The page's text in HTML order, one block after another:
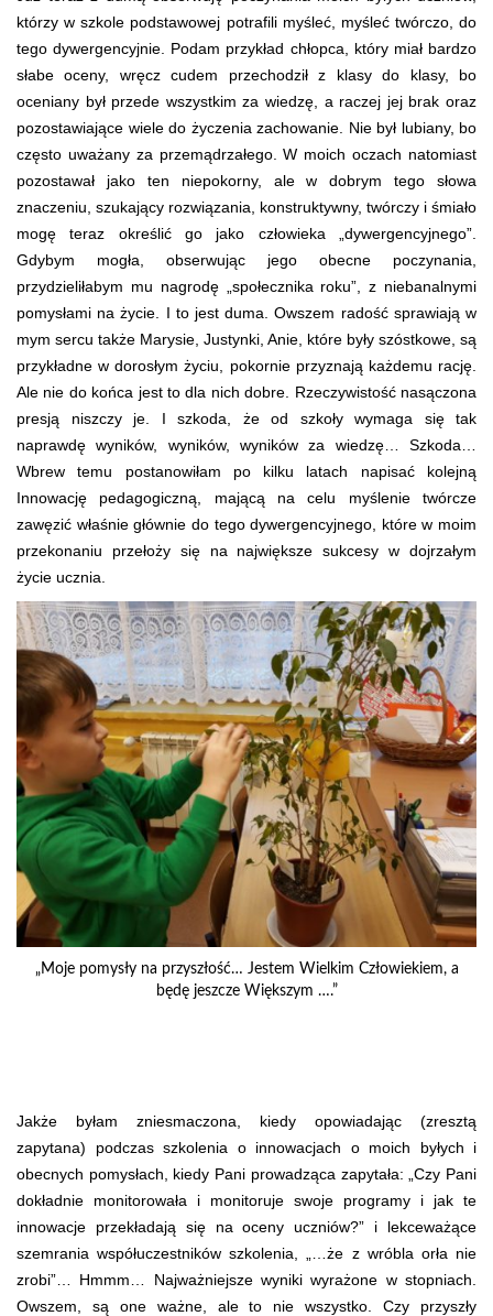
którzy w szkole podstawowej potrafili myśleć, myśleć twórczo, do
tego dywergencyjnie. Podam przykład chłopca, który miał bardzo
słabe oceny, wręcz cudem przechodził z klasy do klasy, bo
oceniany był przede wszystkim za wiedzę, a raczej jej brak oraz
pozostawiające wiele do życzenia zachowanie. Nie był lubiany, bo
często uważany za przemądrzałego. W moich oczach natomiast
pozostawał jako ten niepokorny, ale w dobrym tego słowa
znaczeniu, szukający rozwiązania, konstruktywny, twórczy i śmiało
mogę teraz określić go jako człowieka „dywergencyjnego”.
Gdybym mogła, obserwując jego obecne poczynania,
przydzieliłabym mu nagrodę „społecznika roku”, z niebanalnymi
pomysłami na życie. I to jest duma. Owszem radość sprawiają w
mym sercu także Marysie, Justynki, Anie, które były szóstkowe, są
przykładne w dorosłym życiu, pokornie przyznają każdemu rację.
Ale nie do końca jest to dla nich dobre. Rzeczywistość nasączona
presją niszczy je. I szkoda, że od szkoły wymaga się tak
naprawdę wyników, wyników, wyników za wiedzę… Szkoda…
Wbrew temu postanowiłam po kilku latach napisać kolejną
Innowację pedagogiczną, mającą na celu myślenie twórcze
zawęzić właśnie głównie do tego dywergencyjnego, które w moim
przekonaniu przełoży się na największe sukcesy w dojrzałym
życie ucznia.
„Moje pomysły na przyszłość… Jestem Wielkim Człowiekiem, a
będę jeszcze Większym ….”
Jakże byłam zniesmaczona, kiedy opowiadając (zresztą
zapytana) podczas szkolenia o innowacjach o moich byłych i
obecnych pomysłach, kiedy Pani prowadząca zapytała: „Czy Pani
dokładnie monitorowała i monitoruje swoje programy i jak te
innowacje przekładają się na oceny uczniów?” i lekceważące
szemrania współuczestników szkolenia, „…że z wróbla orła nie
zrobi”… Hmmm… Najważniejsze wyniki wyrażone w stopniach.
Owszem, są one ważne, ale to nie wszystko. Czy przyszły